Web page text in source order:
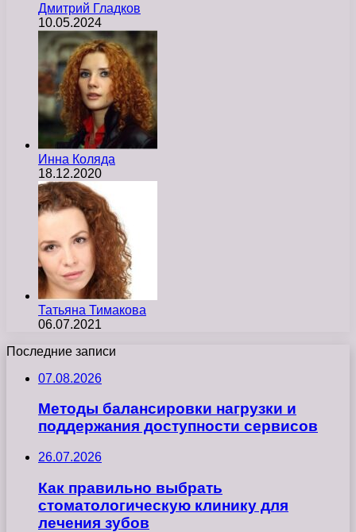
Дмитрий Гладков
10.05.2024
Инна Коляда
18.12.2020
Татьяна Тимакова
06.07.2021
Последние записи
07.08.2026
Методы балансировки нагрузки и
поддержания доступности сервисов
26.07.2026
Как правильно выбрать
стоматологическую клинику для
лечения зубов